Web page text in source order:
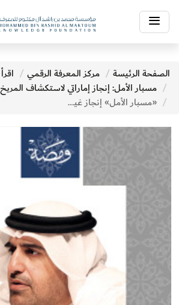
Toggle
navigation
الصفحة الرئيسة مركز المعرفة الرقمي اقرأ
مسبار الأمل: إنجاز إماراتي لاستكشاف المريخ
«مسبار الأمل» إنجاز غير مسبوق